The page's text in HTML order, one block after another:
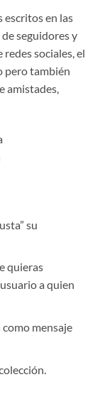
escritos en las
seguidores y
sociales, el
pero también
amistades,
su
quieras
a quien
mensaje